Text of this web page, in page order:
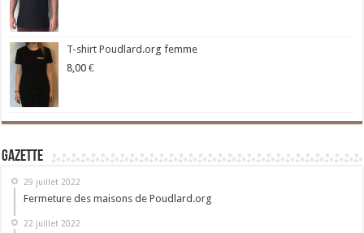
T-shirt Poudlard.org femme
8,00 €
Gazette
29 juillet 2022
Fermeture des maisons de Poudlard.org
22 juillet 2022